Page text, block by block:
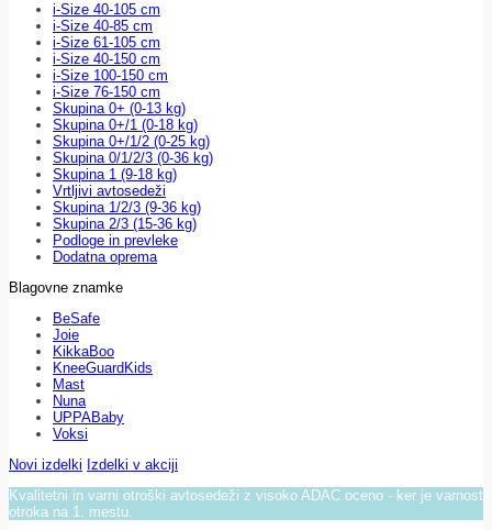
i-Size 40-105 cm
i-Size 40-85 cm
i-Size 61-105 cm
i-Size 40-150 cm
i-Size 100-150 cm
i-Size 76-150 cm
Skupina 0+ (0-13 kg)
Skupina 0+/1 (0-18 kg)
Skupina 0+/1/2 (0-25 kg)
Skupina 0/1/2/3 (0-36 kg)
Skupina 1 (9-18 kg)
Vrtljivi avtosedeži
Skupina 1/2/3 (9-36 kg)
Skupina 2/3 (15-36 kg)
Podloge in prevleke
Dodatna oprema
Blagovne znamke
BeSafe
Joie
KikkaBoo
KneeGuardKids
Mast
Nuna
UPPABaby
Voksi
Novi izdelki Izdelki v akciji
Kvalitetni in varni otroški avtosedeži z visoko ADAC oceno - ker je varnost
otroka na 1. mestu.